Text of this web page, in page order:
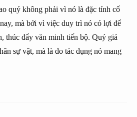
quý không phải vì nó là đặc tính cố
mà bởi vì việc duy trì nó có lợi để
thúc đẩy văn minh tiến bộ. Quý giá
sự vật, mà là do tác dụng nó mang